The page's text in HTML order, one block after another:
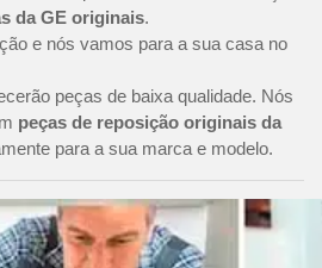
da GE originais.
e nós vamos para a sua casa no
peças de baixa qualidade. Nós
peças de reposição originais da
para a sua marca e modelo.